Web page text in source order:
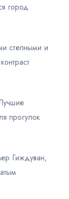
город
степными и
прогулок
Гиждуван,